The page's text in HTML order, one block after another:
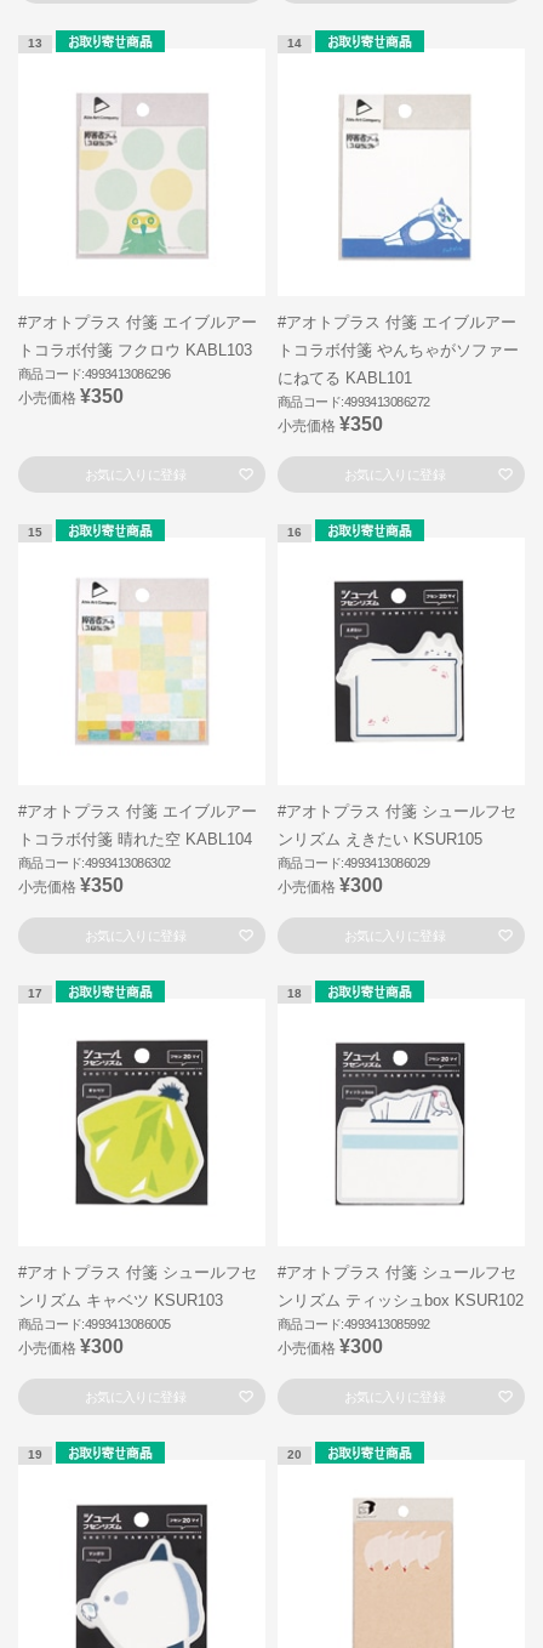
13
#アオトプラス 付箋 エイブルアー
トコラボ付箋 フクロウ KABL103
商品コード:4993413086296
小売価格 ¥350
お気に入りに登録
14
#アオトプラス 付箋 エイブルアー
トコラボ付箋 やんちゃがソファー
にねてる KABL101
商品コード:4993413086272
小売価格 ¥350
お気に入りに登録
15
#アオトプラス 付箋 エイブルアー
トコラボ付箋 晴れた空 KABL104
商品コード:4993413086302
小売価格 ¥350
お気に入りに登録
16
#アオトプラス 付箋 シュールフセ
ンリズム えきたい KSUR105
商品コード:4993413086029
小売価格 ¥300
お気に入りに登録
17
#アオトプラス 付箋 シュールフセ
ンリズム キャベツ KSUR103
商品コード:4993413086005
小売価格 ¥300
お気に入りに登録
18
#アオトプラス 付箋 シュールフセ
ンリズム ティッシュbox KSUR102
商品コード:4993413085992
小売価格 ¥300
お気に入りに登録
19 20